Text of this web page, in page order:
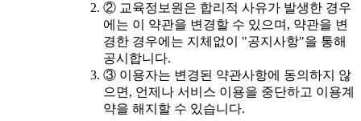
② 교육정보원은 합리적 사유가 발생한 경우
에는 이 약관을 변경할 수 있으며, 약관을 변
경한 경우에는 지체없이 "공지사항"을 통해
공시합니다.
③ 이용자는 변경된 약관사항에 동의하지 않
으면, 언제나 서비스 이용을 중단하고 이용계
약을 해지할 수 있습니다.